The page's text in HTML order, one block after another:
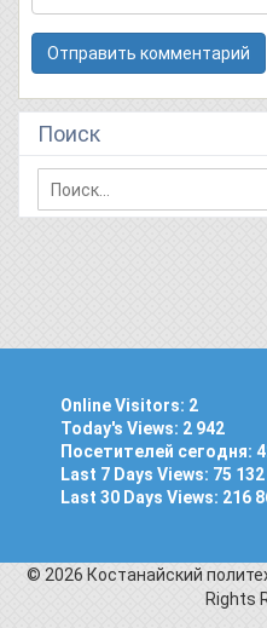
Поиск
Online Visitors: 2
Today's Views: 2 942
Посетителей сегодня:
Last 7 Days Views: 75 132
Last 30 Days Views: 216
© 2026 Костанайский
Rights